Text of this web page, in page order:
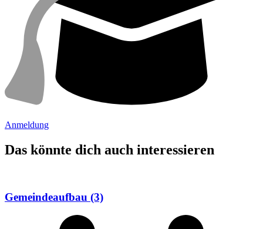
Anmeldung
Das könnte dich auch interessieren
Gemeindeaufbau (3)